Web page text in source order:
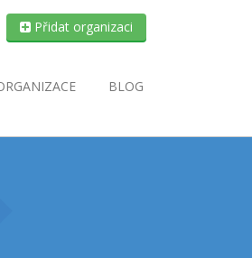
Přidat organizaci
BLOG